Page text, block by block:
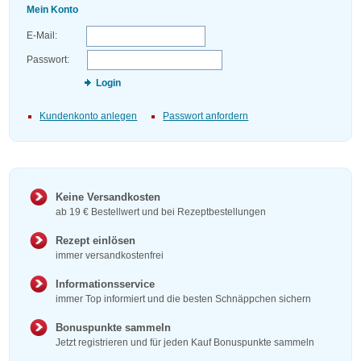
Mein Konto
E-Mail:
Passwort:
Login
Kundenkonto anlegen Passwort anfordern
Keine Versandkosten
ab 19 € Bestellwert und bei Rezeptbestellungen
Rezept einlösen
immer versandkostenfrei
Informationsservice
immer Top informiert und die besten Schnäppchen sichern
Bonuspunkte sammeln
Jetzt registrieren und für jeden Kauf Bonuspunkte sammeln